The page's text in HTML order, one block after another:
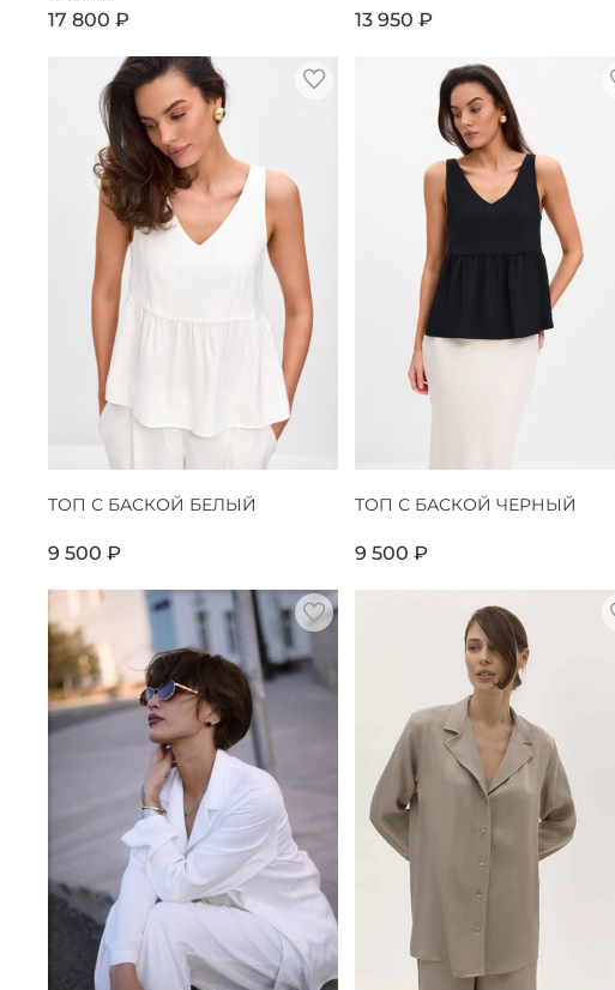
17 800 ₽ 13 950 ₽
ТОП С БАСКОЙ БЕЛЫЙ
9 500 ₽
ТОП С БАСКОЙ ЧЕРНЫЙ
9 500 ₽